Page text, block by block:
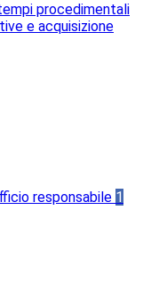
procedimentali
e acquisizione
responsabile 1